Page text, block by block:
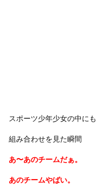
スポーツ少年少女の中にも
組み合わせを見た瞬間
あ〜あのチームだぁ。
あのチームやばい。